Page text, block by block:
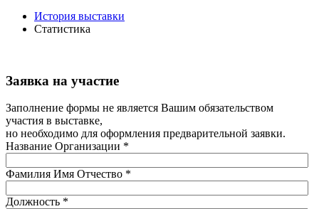
История выставки
Статистика
Заявка на участие
Заполнение формы не является Вашим обязательством
участия в выставке,
но необходимо для оформления предварительной заявки.
Название Организации *
Фамилия Имя Отчество *
Должность *